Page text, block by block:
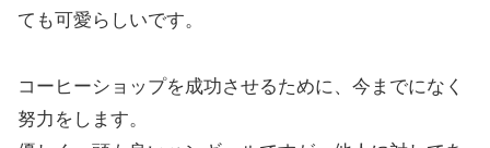
ても可愛らしいです。
コーヒーショップを成功させるために、今までになく
努力をします。